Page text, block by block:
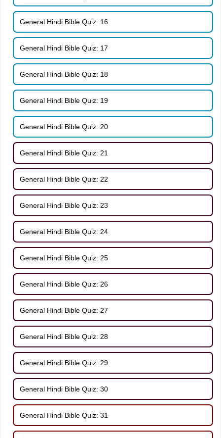
General Hindi Bible Quiz: 16
General Hindi Bible Quiz: 17
General Hindi Bible Quiz: 18
General Hindi Bible Quiz: 19
General Hindi Bible Quiz: 20
General Hindi Bible Quiz: 21
General Hindi Bible Quiz: 22
General Hindi Bible Quiz: 23
General Hindi Bible Quiz: 24
General Hindi Bible Quiz: 25
General Hindi Bible Quiz: 26
General Hindi Bible Quiz: 27
General Hindi Bible Quiz: 28
General Hindi Bible Quiz: 29
General Hindi Bible Quiz: 30
General Hindi Bible Quiz: 31